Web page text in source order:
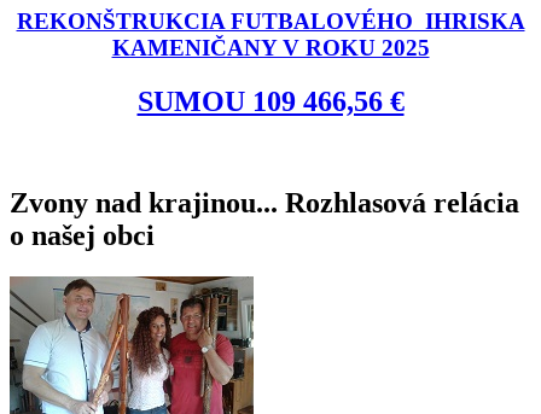
REKONŠTRUKCIA FUTBALOVÉHO IHRISKA
KAMENIČANY V ROKU 2025
SUMOU 109 466,56 €
Zvony nad krajinou... Rozhlasová relácia
o našej obci